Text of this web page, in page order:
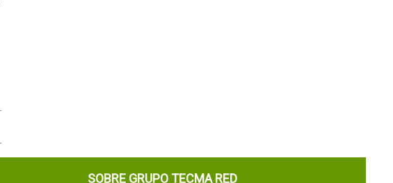
SOBRE GRUPO TECMA RED